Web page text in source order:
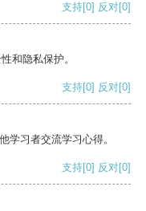
支持[0] 反对[0]
和隐私保护。
支持[0] 反对[0]
学习者交流学习心得。
支持[0] 反对[0]